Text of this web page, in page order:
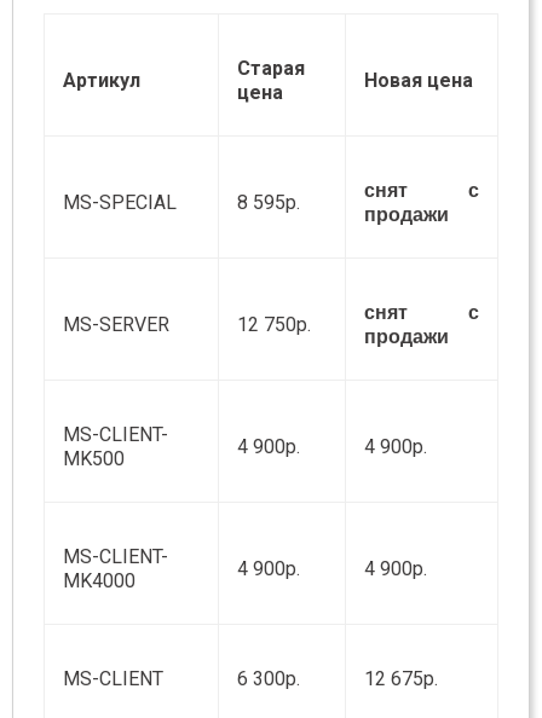
Артикул
Старая
цена
Новая цена
MS-SPECIAL 8 595р.
снят с
продажи
MS-SERVER 12 750р.
снят с
продажи
MS-CLIENT-
MK500
4 900р. 4 900р.
MS-CLIENT-
MK4000
4 900р. 4 900р.
MS-CLIENT 6 300р. 12 675р.